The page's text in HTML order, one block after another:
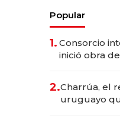
Popular
1. Consorcio
inició obra
millones
2.Charrúa, el
uruguayo